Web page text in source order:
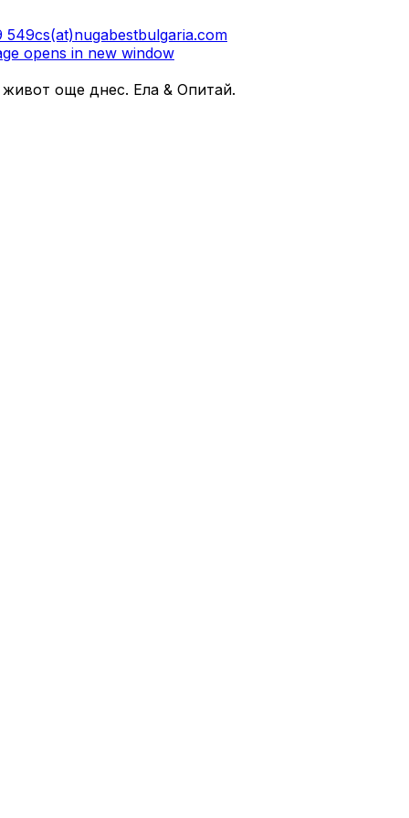
549cs(at)nugabestbulgaria.com
opens in new window
още днес. Ела & Опитай.